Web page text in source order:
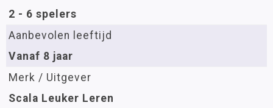
2 - 6 spelers
Aanbevolen leeftijd
Vanaf 8 jaar
Merk / Uitgever
Scala Leuker Leren